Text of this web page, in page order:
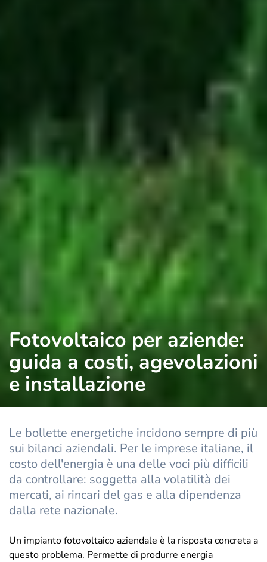
Fotovoltaico per aziende:
guida a costi, agevolazioni
e installazione
Le bollette energetiche incidono sempre di più
sui bilanci aziendali. Per le imprese italiane, il
costo dell'energia è una delle voci più difficili
da controllare: soggetta alla volatilità dei
mercati, ai rincari del gas e alla dipendenza
dalla rete nazionale.
Un impianto fotovoltaico aziendale è la risposta concreta a
questo problema. Permette di produrre energia